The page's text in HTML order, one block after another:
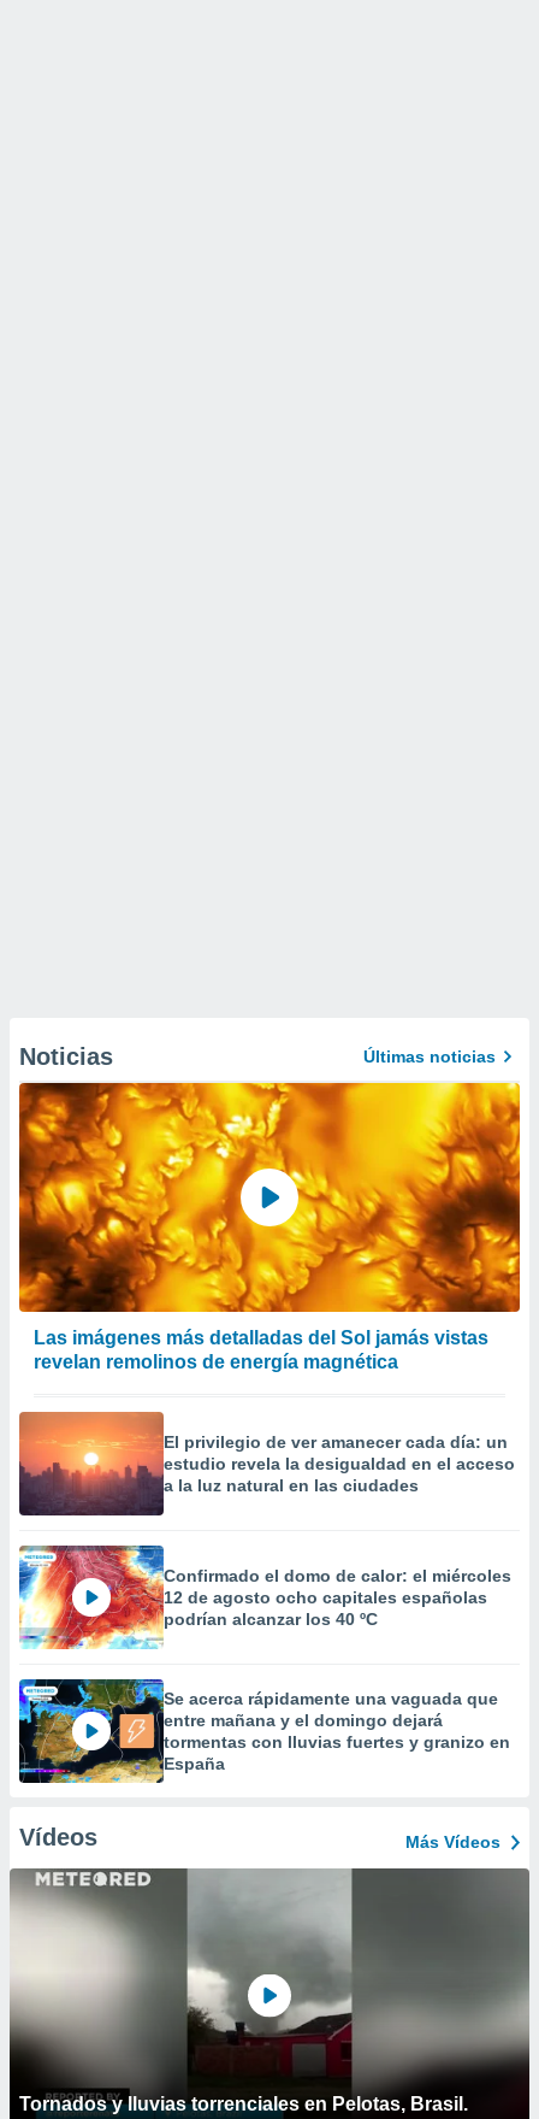
Noticias Últimas noticias
Las imágenes más detalladas del Sol jamás vistas
revelan remolinos de energía magnética
El privilegio de ver amanecer cada día: un
estudio revela la desigualdad en el acceso
a la luz natural en las ciudades
Confirmado el domo de calor: el miércoles
12 de agosto ocho capitales españolas
podrían alcanzar los 40 ºC
Se acerca rápidamente una vaguada que
entre mañana y el domingo dejará
tormentas con lluvias fuertes y granizo en
España
Vídeos Más Vídeos
Tornados y lluvias torrenciales en Pelotas, Brasil.